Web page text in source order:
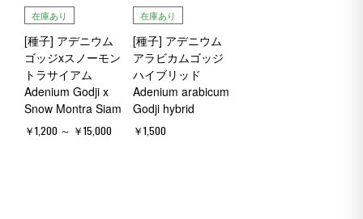
在庫あり
[種子] アデニウム
ゴッジxスノーモン
トラサイアム
Adenium Godji x
Snow Montra Siam
￥1,200 ～ ￥15,000
在庫あり
[種子] アデニウム
アラビカムゴッジ
ハイブリッド
Adenium arabicum
Godji hybrid
￥1,500